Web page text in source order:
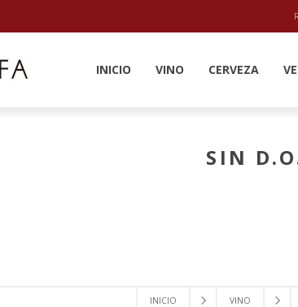
INICIO VINO CERVEZA
INICIO VINO
SIN